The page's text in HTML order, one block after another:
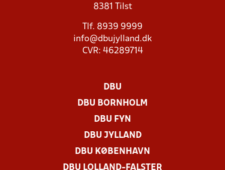
8381 Tilst
Tlf. 8939 9999
info@dbujylland.dk
CVR: 46289714
DBU
DBU BORNHOLM
DBU FYN
DBU JYLLAND
DBU KØBENHAVN
DBU LOLLAND-FALSTER